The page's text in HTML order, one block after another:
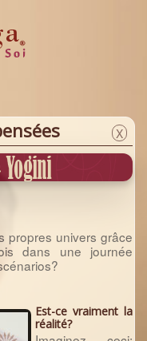
Nous joindre
X
propres univers grâce
dans une journée
Est-ce vraiment la
réalité?